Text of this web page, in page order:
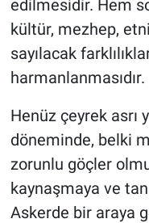
edilmesidir. Hem
kültür, mezhep,
sayılacak
harmanlanmasıdır.
Henüz çeyrek asrı
döneminde, belki
zorunlu göçler
kaynaşmaya ve
Askerde bir araya